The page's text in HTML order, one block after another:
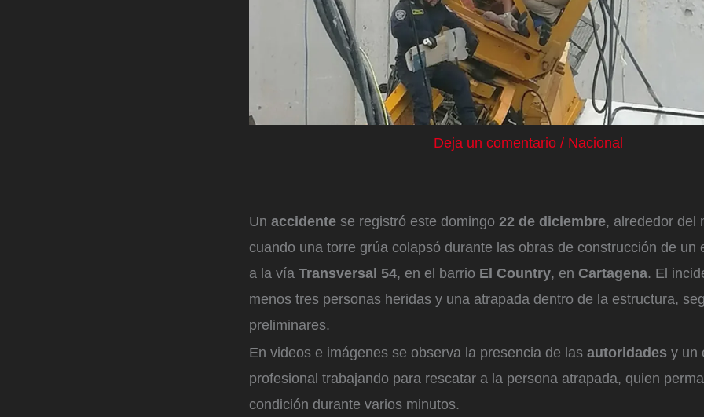
Deja un comentario / Nacional
Un accidente se registró este domingo 22 de diciembre, alrededor del
cuando una torre grúa colapsó durante las obras de construcción de un
a la vía Transversal 54, en el barrio El Country, en Cartagena. El
menos tres personas heridas y una atrapada dentro de la estructura,
preliminares.
En videos e imágenes se observa la presencia de las autoridades y un
profesional trabajando para rescatar a la persona atrapada, quien
condición durante varios minutos.